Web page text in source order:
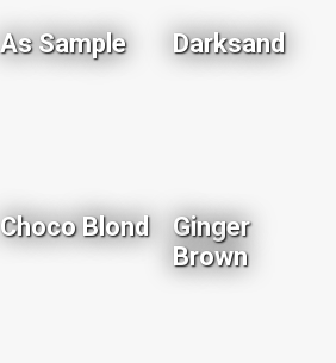
As Sample Darksand
Choco Blond
Ginger
Brown